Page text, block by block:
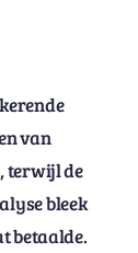
van
terwijl de
bleek
betaalde.